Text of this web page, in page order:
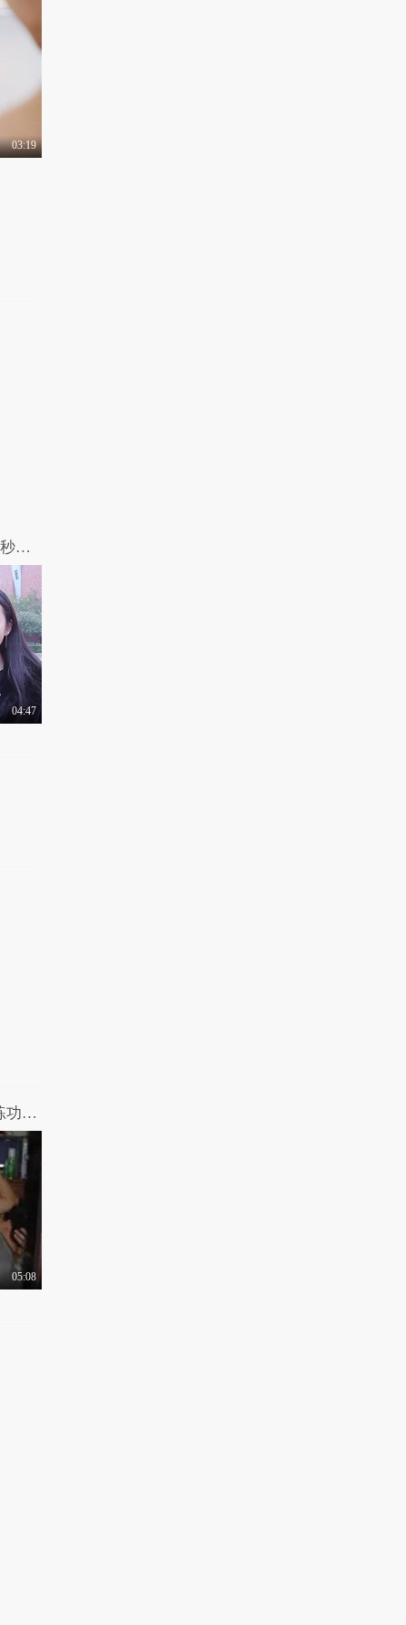
03:19
你忘不掉的那个人，现在还好吗？2分02秒眼眶湿了，致我们最想念的那个人...
04:47
【摧绵大湿】床技了得！小情侣奇葩的练功招式
05:08